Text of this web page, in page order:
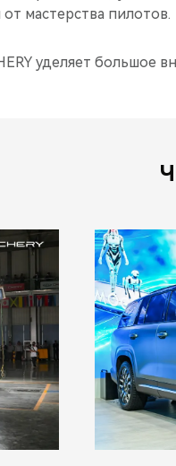
от мастерства пилотов.
уделяет большое